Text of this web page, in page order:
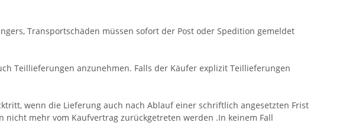
Transportschäden müssen sofort der Post oder Spedition gemeldet
Teillieferungen anzunehmen. Falls der Käufer explizit Teillieferungen
wenn die Lieferung auch nach Ablauf einer schriftlich angesetzten Frist
nicht mehr vom Kaufvertrag zurückgetreten werden .In keinem Fall